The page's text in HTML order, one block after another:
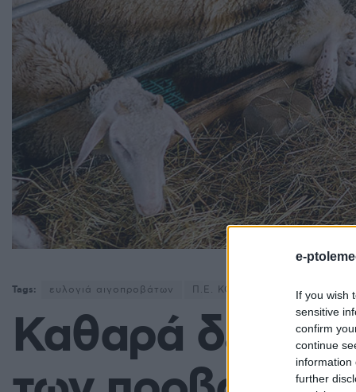
e-
If you wish
sensitive
confirm
continue
information
further
Tags: ευλογιά αιγοπροβάτων Π.Ε. ΚΟΖΑΝΗΣ
Καθαρά